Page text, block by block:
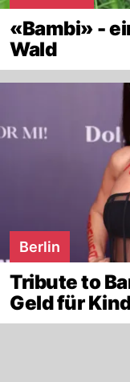
«Bambi» -
Wald
Berlin
Tribute to
Geld für